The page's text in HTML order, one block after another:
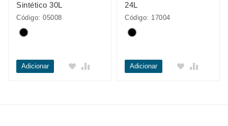
Sintético 30L
Código: 05008
Adicionar
24L
Código: 17004
Adicionar